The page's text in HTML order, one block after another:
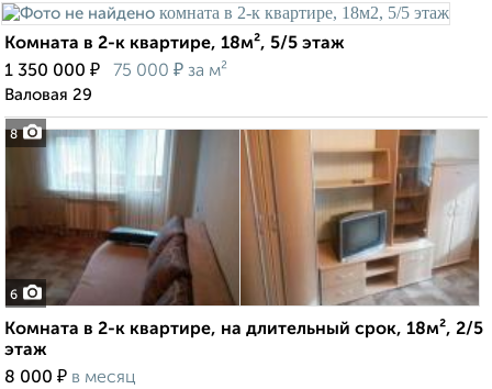
8
Комната в 2-к квартире, 18м², 5/5 этаж
1 350 000 ₽ 75 000 ₽ за м²
Валовая 29
6
Комната в 2-к квартире, на длительный срок, 18м², 2/5
этаж
8 000 ₽ в месяц